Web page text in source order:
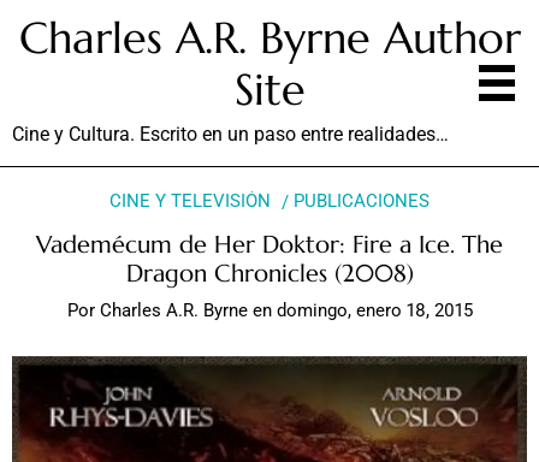
Charles A.R. Byrne Author
Site
Cine y Cultura. Escrito en un paso entre realidades…
CINE Y TELEVISIÓN PUBLICACIONES
Vademécum de Her Doktor: Fire a Ice. The
Dragon Chronicles (2008)
Por Charles A.R. Byrne en domingo, enero 18, 2015